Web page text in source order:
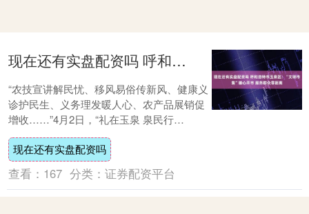
现在还有实盘配资吗 呼和浩特市玉泉区：“文明市集”暖心开市 服务群众零距离
“农技宣讲解民忧、移风易俗传新风、健康义
诊护民生、义务理发暖人心、农产品展销促
增收……”4月2日，“礼在玉泉 泉民行
动”暨“我们的节日·清明”玉泉区新时代文明
实....
现在还有实盘配资吗
查看： 167 分类： 证券配资平台